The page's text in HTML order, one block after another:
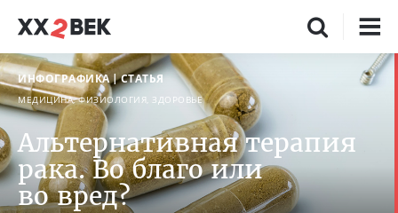
ИНФОГРАФИКА СТАТЬЯ
МЕДИЦИНА, ФИЗИОЛОГИЯ, ЗДОРОВЬЕ
Альтернативная терапия
рака. Во благо или
во вред?